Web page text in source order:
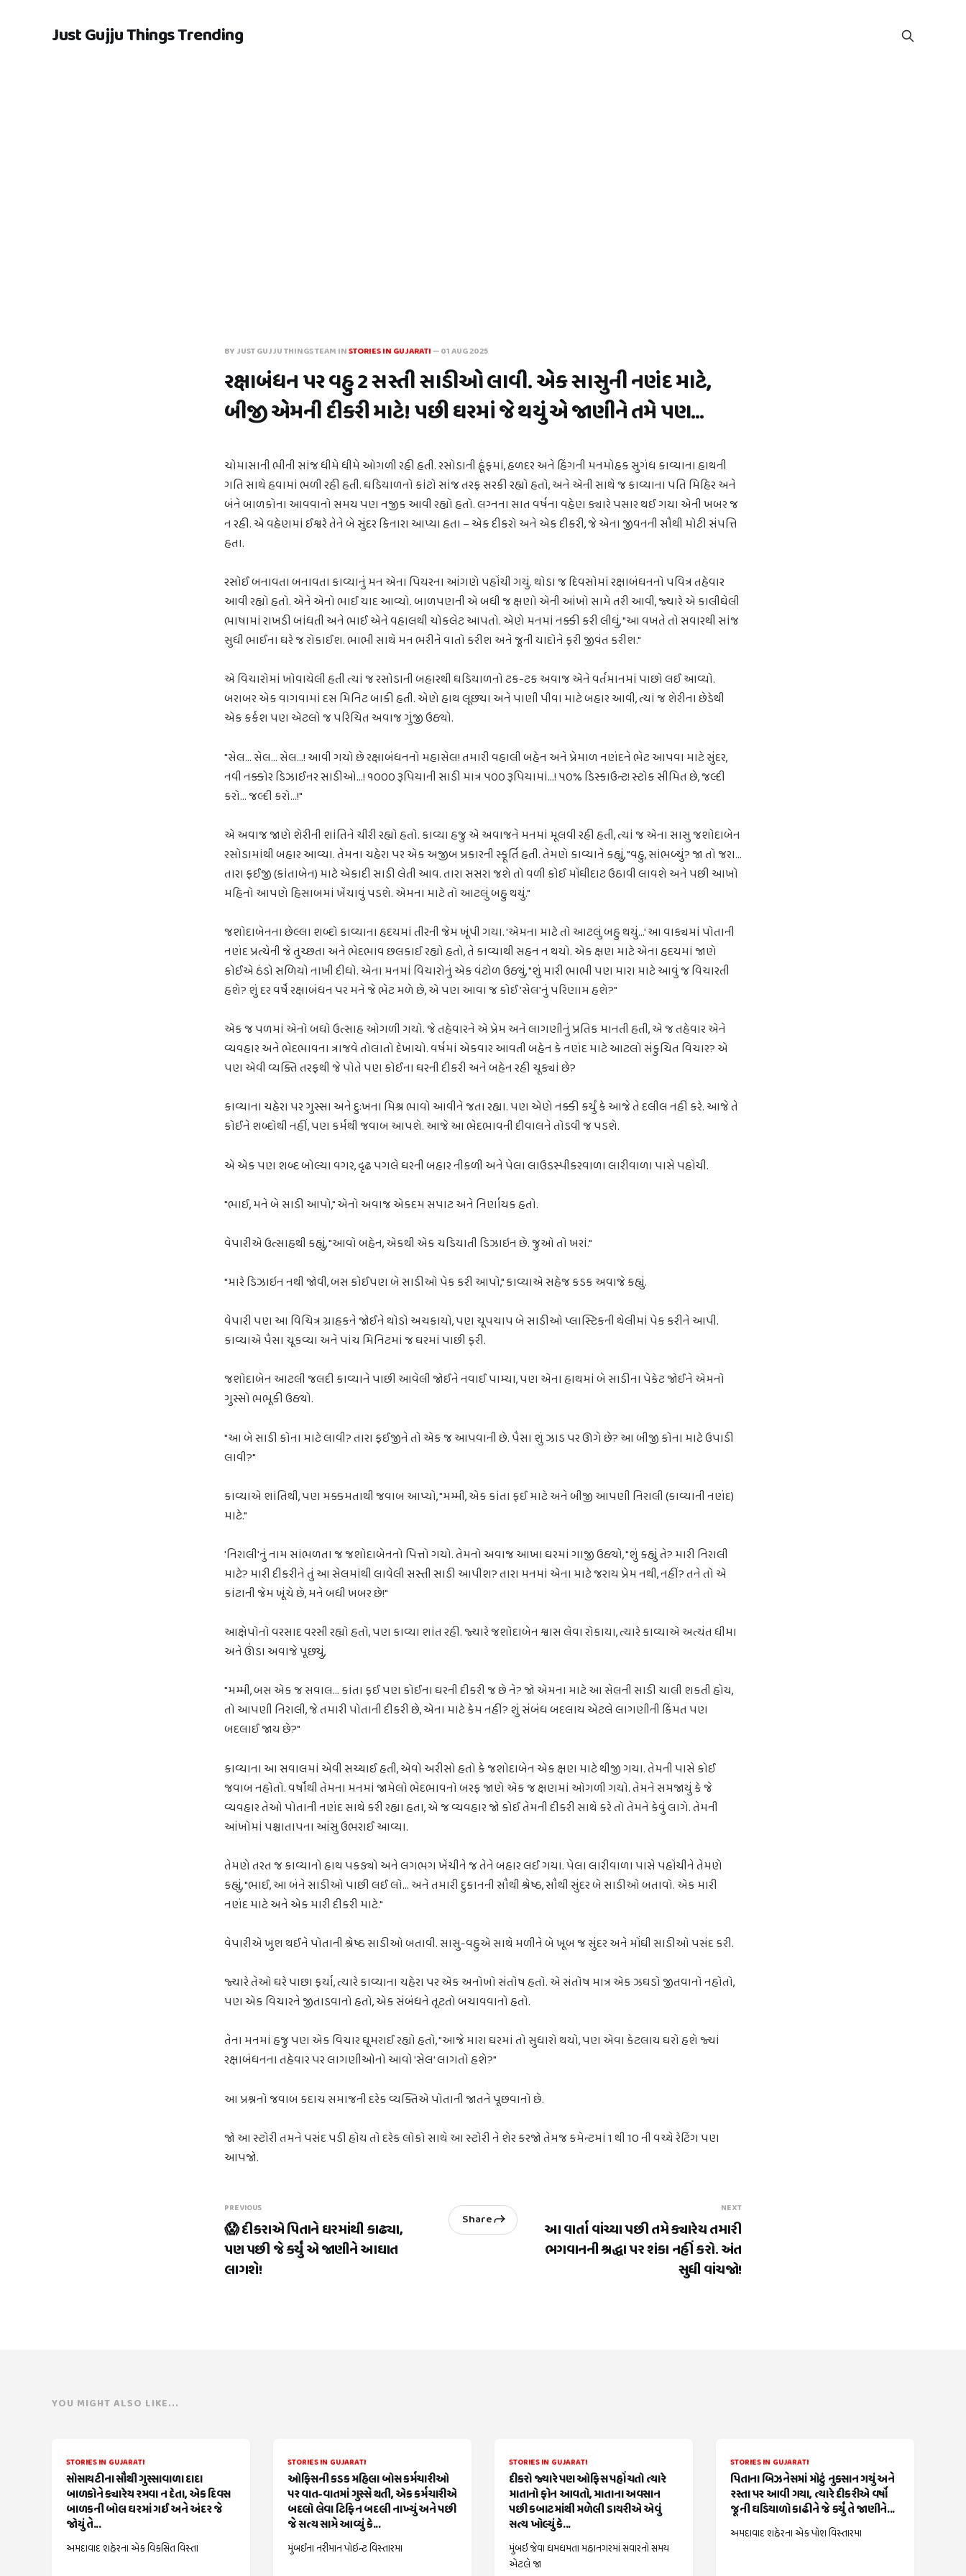
Just Gujju Things Trending
BY JUST GUJJU THINGS TEAM INSTORIES IN GUJARATI—01 AUG 2025
રક્ષાબંધન પર વહુ 2 સસ્તી સાડીઓ લાવી. એક સાસુની નણંદ માટે,
બીજી એમની દીકરી માટે! પછી ઘરમાં જે થયું એ જાણીને તમે પણ...
ચોમાસાની ભીની સાંજ ધીમે ધીમે ઓગળી રહી હતી. રસોડાની હૂંફમાં, હળદર અને હિંગની મનમોહક સુગંધ કાવ્યાના હાથની
ગતિ સાથે હવામાં ભળી રહી હતી. ઘડિયાળનો કાંટો સાંજ તરફ સરકી રહ્યો હતો, અને એની સાથે જ કાવ્યાના પતિ મિહિર અને
બંને બાળકોના આવવાનો સમય પણ નજીક આવી રહ્યો હતો. લગ્નના સાત વર્ષના વહેણ ક્યારે પસાર થઈ ગયા એની ખબર જ
ન રહી. એ વહેણમાં ઈશ્વરે તેને બે સુંદર કિનારા આપ્યા હતા – એક દીકરો અને એક દીકરી, જે એના જીવનની સૌથી મોટી સંપત્તિ
હતા.
રસોઈ બનાવતા બનાવતા કાવ્યાનું મન એના પિયરના આંગણે પહોંચી ગયું. થોડા જ દિવસોમાં રક્ષાબંધનનો પવિત્ર તહેવાર
આવી રહ્યો હતો. એને એનો ભાઈ યાદ આવ્યો. બાળપણની એ બધી જ ક્ષણો એની આંખો સામે તરી આવી, જ્યારે એ કાલીઘેલી
ભાષામાં રાખડી બાંધતી અને ભાઈ એને વહાલથી ચોકલેટ આપતો. એણે મનમાં નક્કી કરી લીધું, "આ વખતે તો સવારથી સાંજ
સુધી ભાઈના ઘરે જ રોકાઈશ. ભાભી સાથે મન ભરીને વાતો કરીશ અને જૂની યાદોને ફરી જીવંત કરીશ."
એ વિચારોમાં ખોવાયેલી હતી ત્યાં જ રસોડાની બહારથી ઘડિયાળનો ટક-ટક અવાજ એને વર્તમાનમાં પાછો લઈ આવ્યો.
બરાબર એક વાગવામાં દસ મિનિટ બાકી હતી. એણે હાથ લૂછ્યા અને પાણી પીવા માટે બહાર આવી, ત્યાં જ શેરીના છેડેથી
એક કર્કશ પણ એટલો જ પરિચિત અવાજ ગુંજી ઉઠ્યો.
"સેલ… સેલ… સેલ…! આવી ગયો છે રક્ષાબંધનનો મહાસેલ! તમારી વહાલી બહેન અને પ્રેમાળ નણંદને ભેટ આપવા માટે સુંદર,
નવી નક્કોર ડિઝાઈનર સાડીઓ…! ૧૦૦૦ રૂપિયાની સાડી માત્ર ૫૦૦ રૂપિયામાં…! ૫૦% ડિસ્કાઉન્ટ! સ્ટોક સીમિત છે, જલ્દી
કરો… જલ્દી કરો…!"
એ અવાજ જાણે શેરીની શાંતિને ચીરી રહ્યો હતો. કાવ્યા હજુ એ અવાજને મનમાં મૂલવી રહી હતી, ત્યાં જ એના સાસુ જશોદાબેન
રસોડામાંથી બહાર આવ્યા. તેમના ચહેરા પર એક અજીબ પ્રકારની સ્ફૂર્તિ હતી. તેમણે કાવ્યાને કહ્યું, "વહુ, સાંભળ્યું? જા તો જરા…
તારા ફઈજી (કાંતાબેન) માટે એકાદી સાડી લેતી આવ. તારા સસરા જશે તો વળી કોઈ મોંઘીદાટ ઉઠાવી લાવશે અને પછી આખો
મહિનો આપણે હિસાબમાં ખેંચાવું પડશે. એમના માટે તો આટલું બહુ થયું."
જશોદાબેનના છેલ્લા શબ્દો કાવ્યાના હૃદયમાં તીરની જેમ ખૂંપી ગયા. 'એમના માટે તો આટલું બહુ થયું…' આ વાક્યમાં પોતાની
નણંદ પ્રત્યેની જે તુચ્છતા અને ભેદભાવ છલકાઈ રહ્યો હતો, તે કાવ્યાથી સહન ન થયો. એક ક્ષણ માટે એના હૃદયમાં જાણે
કોઈએ ઠંડો સળિયો નાખી દીધો. એના મનમાં વિચારોનું એક વંટોળ ઉઠ્યું, "શું મારી ભાભી પણ મારા માટે આવું જ વિચારતી
હશે? શું દર વર્ષે રક્ષાબંધન પર મને જે ભેટ મળે છે, એ પણ આવા જ કોઈ 'સેલ'નું પરિણામ હશે?"
એક જ પળમાં એનો બધો ઉત્સાહ ઓગળી ગયો. જે તહેવારને એ પ્રેમ અને લાગણીનું પ્રતિક માનતી હતી, એ જ તહેવાર એને
વ્યવહાર અને ભેદભાવના ત્રાજવે તોલાતો દેખાયો. વર્ષમાં એકવાર આવતી બહેન કે નણંદ માટે આટલો સંકુચિત વિચાર? એ
પણ એવી વ્યક્તિ તરફથી જે પોતે પણ કોઈના ઘરની દીકરી અને બહેન રહી ચૂક્યાં છે?
કાવ્યાના ચહેરા પર ગુસ્સા અને દુઃખના મિશ્ર ભાવો આવીને જતા રહ્યા. પણ એણે નક્કી કર્યું કે આજે તે દલીલ નહીં કરે. આજે તે
કોઈને શબ્દોથી નહીં, પણ કર્મથી જવાબ આપશે. આજે આ ભેદભાવની દીવાલને તોડવી જ પડશે.
એ એક પણ શબ્દ બોલ્યા વગર, દૃઢ પગલે ઘરની બહાર નીકળી અને પેલા લાઉડસ્પીકરવાળા લારીવાળા પાસે પહોંચી.
"ભાઈ, મને બે સાડી આપો," એનો અવાજ એકદમ સપાટ અને નિર્ણાયક હતો.
વેપારીએ ઉત્સાહથી કહ્યું, "આવો બહેન, એકથી એક ચડિયાતી ડિઝાઇન છે. જુઓ તો ખરાં."
"મારે ડિઝાઇન નથી જોવી, બસ કોઈપણ બે સાડીઓ પેક કરી આપો," કાવ્યાએ સહેજ કડક અવાજે કહ્યું.
વેપારી પણ આ વિચિત્ર ગ્રાહકને જોઈને થોડો અચકાયો, પણ ચૂપચાપ બે સાડીઓ પ્લાસ્ટિકની થેલીમાં પેક કરીને આપી.
કાવ્યાએ પૈસા ચૂકવ્યા અને પાંચ મિનિટમાં જ ઘરમાં પાછી ફરી.
જશોદાબેન આટલી જલદી કાવ્યાને પાછી આવેલી જોઈને નવાઈ પામ્યા, પણ એના હાથમાં બે સાડીના પેકેટ જોઈને એમનો
ગુસ્સો ભભૂકી ઉઠ્યો.
"આ બે સાડી કોના માટે લાવી? તારા ફઈજીને તો એક જ આપવાની છે. પૈસા શું ઝાડ પર ઊગે છે? આ બીજી કોના માટે ઉપાડી
લાવી?"
કાવ્યાએ શાંતિથી, પણ મક્કમતાથી જવાબ આપ્યો, "મમ્મી, એક કાંતા ફઈ માટે અને બીજી આપણી નિરાલી (કાવ્યાની નણંદ)
માટે."
'નિરાલી'નું નામ સાંભળતા જ જશોદાબેનનો પિત્તો ગયો. તેમનો અવાજ આખા ઘરમાં ગાજી ઉઠ્યો, "શું કહ્યું તે? મારી નિરાલી
માટે? મારી દીકરીને તું આ સેલમાંથી લાવેલી સસ્તી સાડી આપીશ? તારા મનમાં એના માટે જરાય પ્રેમ નથી, નહીં? તને તો એ
કાંટાની જેમ ખૂંચે છે, મને બધી ખબર છે!"
આક્ષેપોનો વરસાદ વરસી રહ્યો હતો, પણ કાવ્યા શાંત રહી. જ્યારે જશોદાબેન શ્વાસ લેવા રોકાયા, ત્યારે કાવ્યાએ અત્યંત ધીમા
અને ઊંડા અવાજે પૂછ્યું,
"મમ્મી, બસ એક જ સવાલ… કાંતા ફઈ પણ કોઈના ઘરની દીકરી જ છે ને? જો એમના માટે આ સેલની સાડી ચાલી શકતી હોય,
તો આપણી નિરાલી, જે તમારી પોતાની દીકરી છે, એના માટે કેમ નહીં? શું સંબંધ બદલાય એટલે લાગણીની કિંમત પણ
બદલાઈ જાય છે?"
કાવ્યાના આ સવાલમાં એવી સચ્ચાઈ હતી, એવો અરીસો હતો કે જશોદાબેન એક ક્ષણ માટે થીજી ગયા. તેમની પાસે કોઈ
જવાબ નહોતો. વર્ષોથી તેમના મનમાં જામેલો ભેદભાવનો બરફ જાણે એક જ ક્ષણમાં ઓગળી ગયો. તેમને સમજાયું કે જે
વ્યવહાર તેઓ પોતાની નણંદ સાથે કરી રહ્યા હતા, એ જ વ્યવહાર જો કોઈ તેમની દીકરી સાથે કરે તો તેમને કેવું લાગે. તેમની
આંખોમાં પશ્ચાતાપના આંસુ ઉભરાઈ આવ્યા.
તેમણે તરત જ કાવ્યાનો હાથ પકડ્યો અને લગભગ ખેંચીને જ તેને બહાર લઈ ગયા. પેલા લારીવાળા પાસે પહોંચીને તેમણે
કહ્યું, "ભાઈ, આ બંને સાડીઓ પાછી લઈ લો… અને તમારી દુકાનની સૌથી શ્રેષ્ઠ, સૌથી સુંદર બે સાડીઓ બતાવો. એક મારી
નણંદ માટે અને એક મારી દીકરી માટે."
વેપારીએ ખુશ થઈને પોતાની શ્રેષ્ઠ સાડીઓ બતાવી. સાસુ-વહુએ સાથે મળીને બે ખૂબ જ સુંદર અને મોંઘી સાડીઓ પસંદ કરી.
જ્યારે તેઓ ઘરે પાછા ફર્યા, ત્યારે કાવ્યાના ચહેરા પર એક અનોખો સંતોષ હતો. એ સંતોષ માત્ર એક ઝઘડો જીતવાનો નહોતો,
પણ એક વિચારને જીતાડવાનો હતો, એક સંબંધને તૂટતો બચાવવાનો હતો.
તેના મનમાં હજુ પણ એક વિચાર ઘૂમરાઈ રહ્યો હતો, "આજે મારા ઘરમાં તો સુધારો થયો, પણ એવા કેટલાય ઘરો હશે જ્યાં
રક્ષાબંધનના તહેવાર પર લાગણીઓનો આવો 'સેલ' લાગતો હશે?"
આ પ્રશ્નનો જવાબ કદાચ સમાજની દરેક વ્યક્તિએ પોતાની જાતને પૂછવાનો છે.
જો આ સ્ટોરી તમને પસંદ પડી હોય તો દરેક લોકો સાથે આ સ્ટોરી ને શેર કરજો તેમજ કમેન્ટમાં 1 થી 10 ની વચ્ચે રેટિંગ પણ
આપજો.
PREVIOUS
😱 દીકરાએ પિતાને ઘરમાંથી કાઢ્યા,
પણ પછી જે કર્યું એ જાણીને આઘાત
લાગશે!
Share
NEXT
આ વાર્તા વાંચ્યા પછી તમે ક્યારેય તમારી
ભગવાનની શ્રદ્ધા પર શંકા નહીં કરો. અંત
સુધી વાંચજો!
YOU MIGHT ALSO LIKE...
STORIES IN GUJARATI
સોસાયટીના સૌથી ગુસ્સાવાળા દાદા
બાળકોને ક્યારેય રમવા ન દેતા, એક દિવસ
બાળકની બોલ ઘરમાં ગઈ અને અંદર જે
જોયું તે...
અમદાવાદ શહેરના એક વિકસિત વિસ્તા
STORIES IN GUJARATI
ઓફિસની કડક મહિલા બોસ કર્મચારીઓ
પર વાત-વાતમાં ગુસ્સે થતી, એક કર્મચારીએ
બદલો લેવા ટિફિન બદલી નાખ્યું અને પછી
જે સત્ય સામે આવ્યું કે...
મુંબઈના નરીમાન પોઇન્ટ વિસ્તારમા
STORIES IN GUJARATI
દીકરો જ્યારે પણ ઓફિસ પહોંચતો ત્યારે
માતાનો ફોન આવતો, માતાના અવસાન
પછી કબાટમાંથી મળેલી ડાયરીએ એવું
સત્ય ખોલ્યું કે...
મુંબઈ જેવા ધમધમતા મહાનગરમાં સવારનો સમય
એટલે જા
STORIES IN GUJARATI
પિતાના બિઝનેસમાં મોટું નુકસાન ગયું અને
રસ્તા પર આવી ગયા, ત્યારે દીકરીએ વર્ષો
જૂની ઘડિયાળો કાઢીને જે કર્યું તે જાણીને...
અમદાવાદ શહેરના એક પોશ વિસ્તારમા